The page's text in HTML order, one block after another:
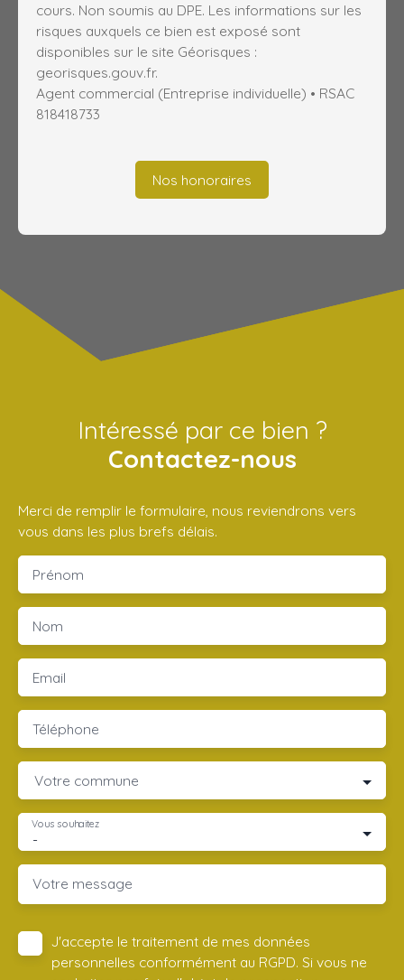
cours. Non soumis au DPE. Les informations sur les
risques auxquels ce bien est exposé sont
disponibles sur le site Géorisques :
georisques.gouv.fr.
Agent commercial (Entreprise individuelle) • RSAC
818418733
Nos honoraires
Intéressé par ce bien ?
Contactez-nous
Merci de remplir le formulaire, nous reviendrons vers
vous dans les plus brefs délais.
Prénom
Nom
Email
Téléphone
Votre commune
-
Vous souhaitez
Votre message
J'accepte le traitement de mes données
personnelles conformément au RGPD. Si vous ne